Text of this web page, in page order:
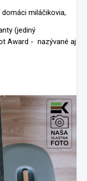
miláčikovia,
(jediný
Award - nazývané aj